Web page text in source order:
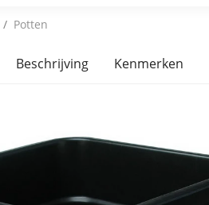
/ Potten
Beschrijving Kenmerken